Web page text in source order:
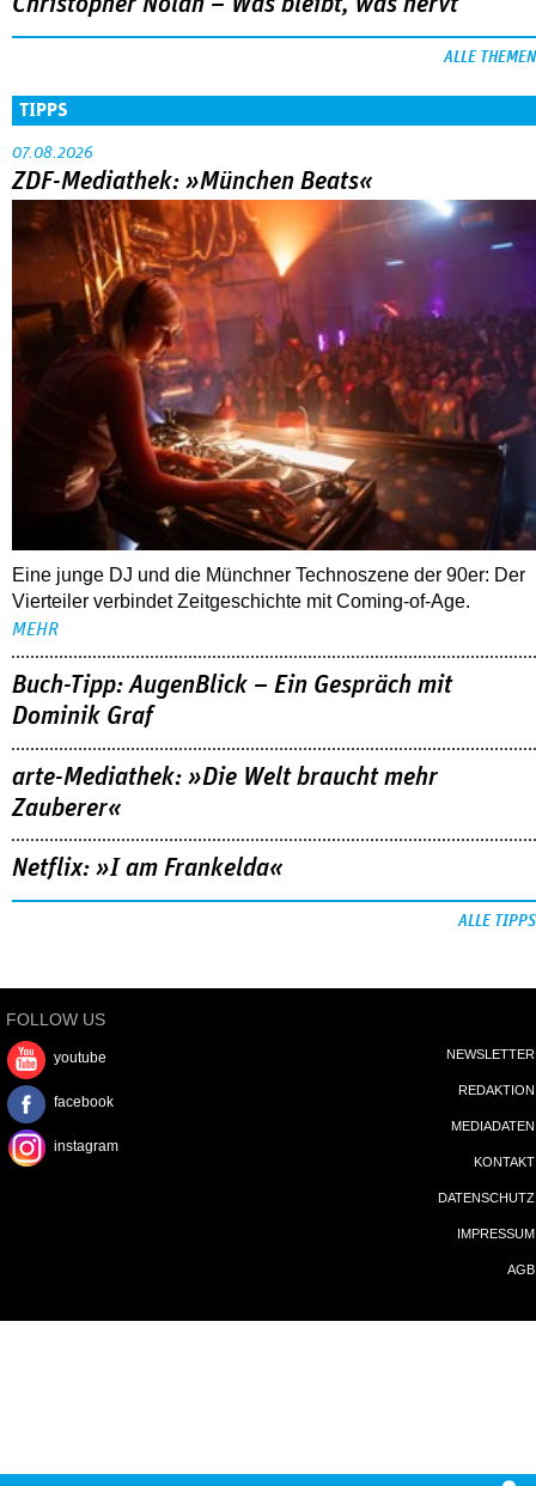
ALLE THEMEN
TIPPS
07.08.2026
ZDF-Mediathek: »München Beats«
Eine junge DJ und die Münchner Technoszene der 90er: Der
Vierteiler verbindet Zeitgeschichte mit Coming-of-Age.
MEHR
Buch-Tipp: AugenBlick – Ein Gespräch mit
Dominik Graf
arte-Mediathek: »Die Welt braucht mehr
Zauberer«
Netflix: »I am Frankelda«
ALLE TIPPS
FOLLOW US
youtube
facebook
instagram
NEWSLETTER
REDAKTION
MEDIADATEN
KONTAKT
DATENSCHUTZ
IMPRESSUM
AGB